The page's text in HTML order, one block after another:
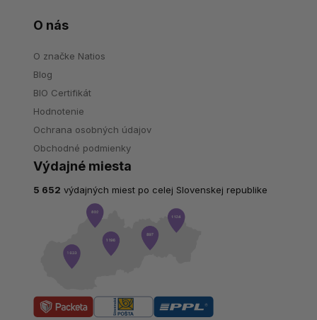
O nás
O značke Natios
Blog
BIO Certifikát
Hodnotenie
Ochrana osobných údajov
Obchodné podmienky
Výdajné miesta
5 652 výdajných miest po celej Slovenskej republike